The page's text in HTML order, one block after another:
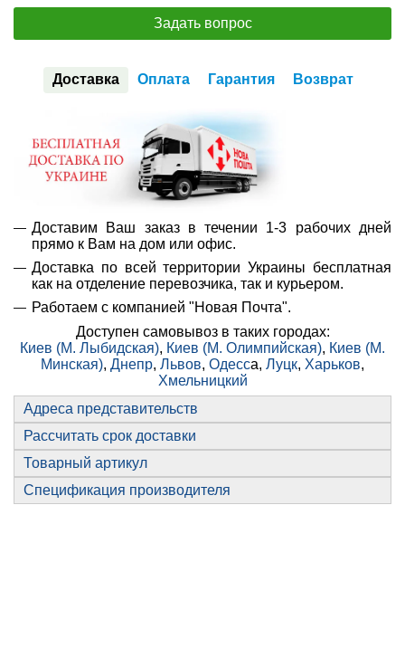
Задать вопрос
Доставка Оплата Гарантия Возврат
Доставим Ваш заказ в течении 1-3 рабочих дней
прямо к Вам на дом или офис.
Доставка по всей территории Украины бесплатная
как на отделение перевозчика, так и курьером.
Работаем с компанией "Новая Почта".
Доступен самовывоз в таких городах:
Киев (М. Лыбидская), Киев (М. Олимпийская), Киев (М.
Минская), Днепр, Львов, Одесса, Луцк, Харьков,
Хмельницкий
Адреса представительств
Рассчитать срок доставки
Товарный артикул
Спецификация производителя